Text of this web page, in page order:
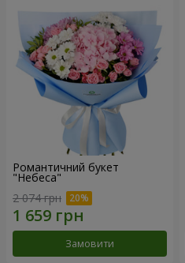
Романтичний букет
"Небеса"
2 074 грн
Замовити